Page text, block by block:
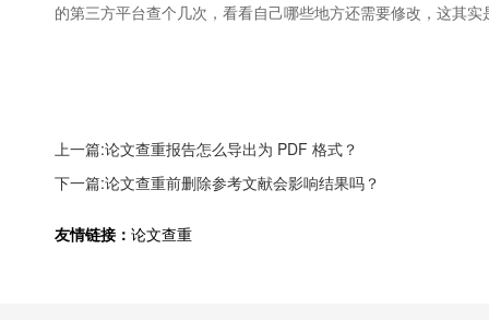
的第三方平台查个几次，看看自己哪些地方还需要修改，这其
上一篇:论文查重报告怎么导出为 PDF 格式？
下一篇:论文查重前删除参考文献会影响结果吗？
友情链接： 论文查重